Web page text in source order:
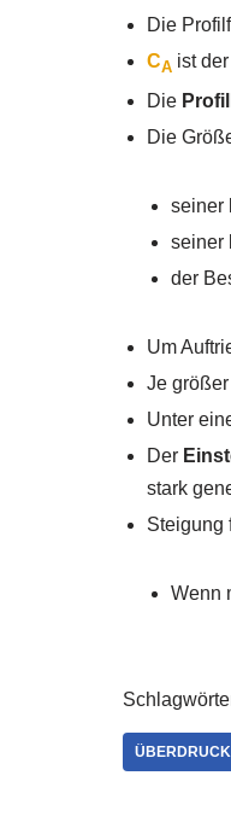
Die
CA ist der
Die
Die
seiner
seiner
der
Um
Je
Unter
Der
stark
Steigung
Wenn
ÜBERDRUCK